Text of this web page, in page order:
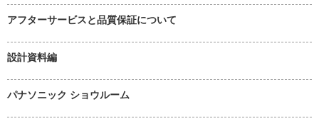
アフターサービスと品質保証について
設計資料編
パナソニック ショウルーム